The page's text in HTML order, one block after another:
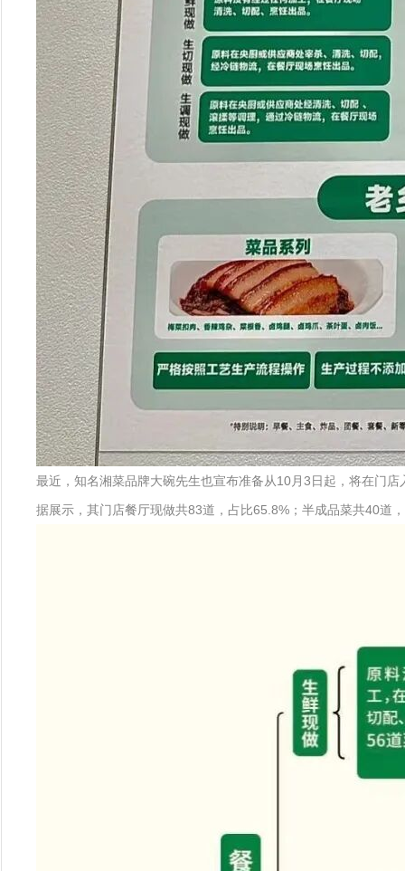
最近，知名湘菜品牌大碗先生也宣布准备从10月3日起，将在门
据展示，其门店餐厅现做共83道，占比65.8%；半成品菜共40道